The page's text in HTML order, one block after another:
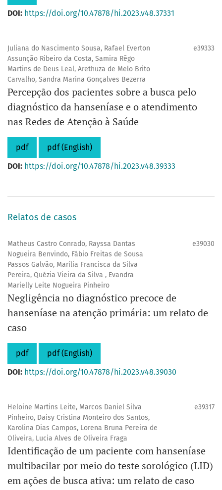
DOI: https://doi.org/10.47878/hi.2023.v48.37331
Juliana do Nascimento Sousa, Rafael Everton
Assunção Ribeiro da Costa, Samira Rêgo
Martins de Deus Leal, Arethuza de Melo Brito
Carvalho, Sandra Marina Gonçalves Bezerra
e39333
Percepção dos pacientes sobre a busca pelo
diagnóstico da hanseníase e o atendimento
nas Redes de Atenção à Saúde
pdf
pdf (English)
DOI: https://doi.org/10.47878/hi.2023.v48.39333
Relatos de casos
Matheus Castro Conrado, Rayssa Dantas
Nogueira Benvindo, Fábio Freitas de Sousa
Passos Galvão, Marília Francisca da Silva
Pereira, Quézia Vieira da Silva , Evandra
Marielly Leite Nogueira Pinheiro
e39030
Negligência no diagnóstico precoce de
hanseníase na atenção primária: um relato de
caso
pdf
pdf (English)
DOI: https://doi.org/10.47878/hi.2023.v48.39030
Heloine Martins Leite, Marcos Daniel Silva
Pinheiro, Daisy Cristina Monteiro dos Santos,
Karolina Dias Campos, Lorena Bruna Pereira de
Oliveira, Lucia Alves de Oliveira Fraga
e39317
Identificação de um paciente com hanseníase
multibacilar por meio do teste sorológico (LID)
em ações de busca ativa: um relato de caso